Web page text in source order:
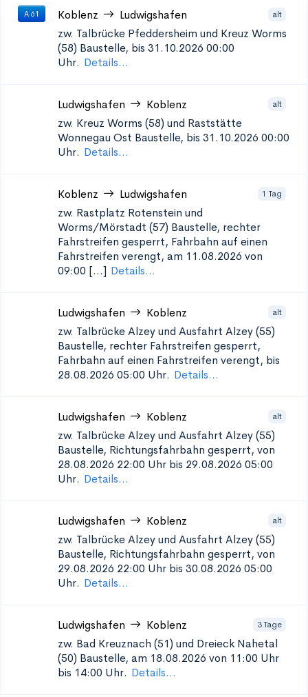
A 61 Koblenz Ludwigshafen alt
zw. Talbrücke Pfeddersheim und Kreuz Worms
(58) Baustelle, bis 31.10.2026 00:00
Uhr. Details...
Ludwigshafen Koblenz alt
zw. Kreuz Worms (58) und Raststätte
Wonnegau Ost Baustelle, bis 31.10.2026 00:00
Uhr. Details...
Koblenz Ludwigshafen 1 Tag
zw. Rastplatz Rotenstein und
Worms/Mörstadt (57) Baustelle, rechter
Fahrstreifen gesperrt, Fahrbahn auf einen
Fahrstreifen verengt, am 11.08.2026 von
09:00 [...] Details...
Ludwigshafen Koblenz alt
zw. Talbrücke Alzey und Ausfahrt Alzey (55)
Baustelle, rechter Fahrstreifen gesperrt,
Fahrbahn auf einen Fahrstreifen verengt, bis
28.08.2026 05:00 Uhr. Details...
Ludwigshafen Koblenz alt
zw. Talbrücke Alzey und Ausfahrt Alzey (55)
Baustelle, Richtungsfahrbahn gesperrt, von
28.08.2026 22:00 Uhr bis 29.08.2026 05:00
Uhr. Details...
Ludwigshafen Koblenz alt
zw. Talbrücke Alzey und Ausfahrt Alzey (55)
Baustelle, Richtungsfahrbahn gesperrt, von
29.08.2026 22:00 Uhr bis 30.08.2026 05:00
Uhr. Details...
Ludwigshafen Koblenz 3 Tage
zw. Bad Kreuznach (51) und Dreieck Nahetal
(50) Baustelle, am 18.08.2026 von 11:00 Uhr
bis 14:00 Uhr. Details...